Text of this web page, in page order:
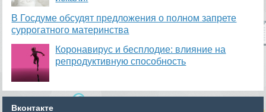
В Госдуме обсудят предложения о полном запрете
суррогатного материнства
Коронавирус и бесплодие: влияние на
репродуктивную способность
Вконтакте